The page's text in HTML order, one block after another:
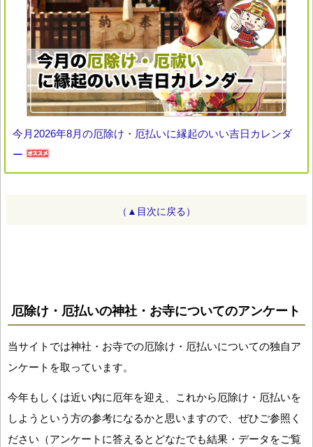
今月2026年8月の厄除け・厄払いに縁起のいい吉日カレンダ
ー
（▲目次に戻る）
厄除け・厄払いの神社・お寺についてのアンケート
当サイトでは神社・お寺での厄除け・厄払いについての独自ア
ンケートを取っています。
今年もしくは近い内に厄年を迎え、これから厄除け・厄払いを
しようという方の参考になるかと思いますので、ぜひご参照く
ださい（アンケートに答えるとどなたでも結果・データをご覧